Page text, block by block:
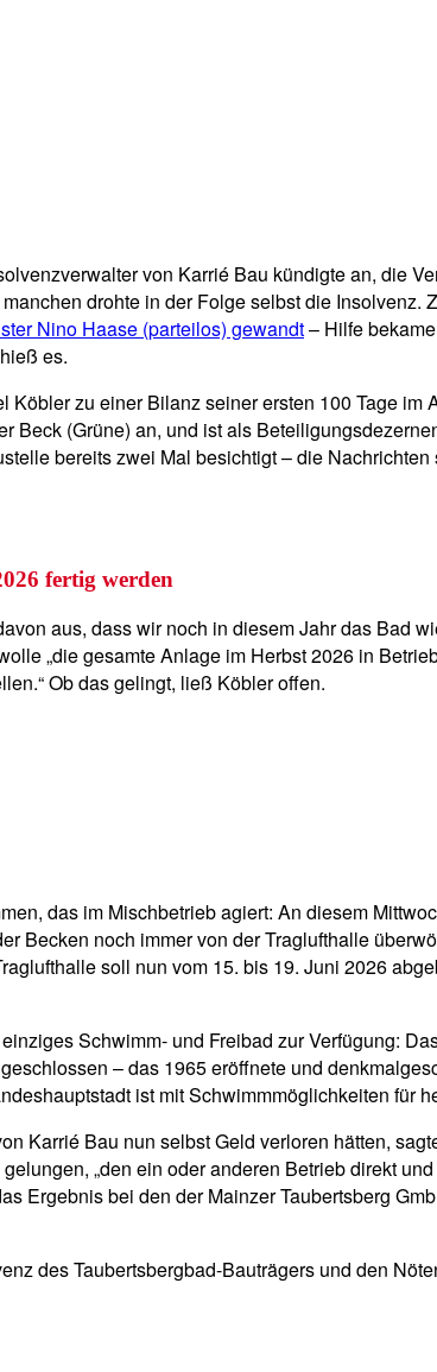
von Karrié Bau kündigte an, die
drohte in der Folge selbst die
Nino Haase (parteilos) gewandt– Hilfe
es.
zu einer Bilanz seiner ersten 100 Tage
(Grüne) an, und ist als
bereits zwei Mal besichtigt – die Nachrichten
fertig werden
aus, dass wir noch in diesem Jahr das Bad
„die gesamte Anlage im Herbst 2026 in
Ob das gelingt, ließ Köbler offen.
das im Mischbetrieb agiert: An diesem
Becken noch immer von der Traglufthalle
soll nun vom 15. bis 19. Juni 2026
Schwimm- und Freibad zur Verfügung:
– das 1965 eröffnete und
ist mit Schwimmmöglichkeiten für
Karrié Bau nun selbst Geld verloren hätten,
„den ein oder anderen Betrieb direkt
Ergebnis bei den der Mainzer Taubertsberg
des Taubertsbergbad-Bauträgers und den